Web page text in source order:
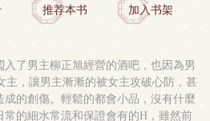
推荐本书 加入书架
了男主柳正旭經營的酒吧，也因為男
主，讓男主漸漸的被女主攻破心防，甚
的創傷。輕鬆的都會小品，沒有什麼
的細水常流和保證會有的H，雖然前